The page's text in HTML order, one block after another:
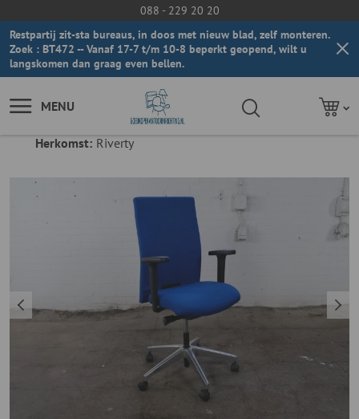
088 - 229 20 20
Restpartij zit-sta bureaus, in doos met nieuw blad, zelf monteren.
Zoek : BT472 -- Vanaf 17-7 t/m 10-8 beperkt geopend, wilt u
langskomen dan graag even bellen.
MENU
Herkomst: Riverty